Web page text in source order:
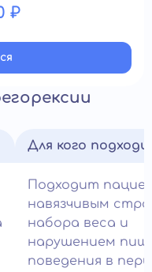
₽
Для кого
Подходит
навязчивым
набора веса и
нарушением
поведения в